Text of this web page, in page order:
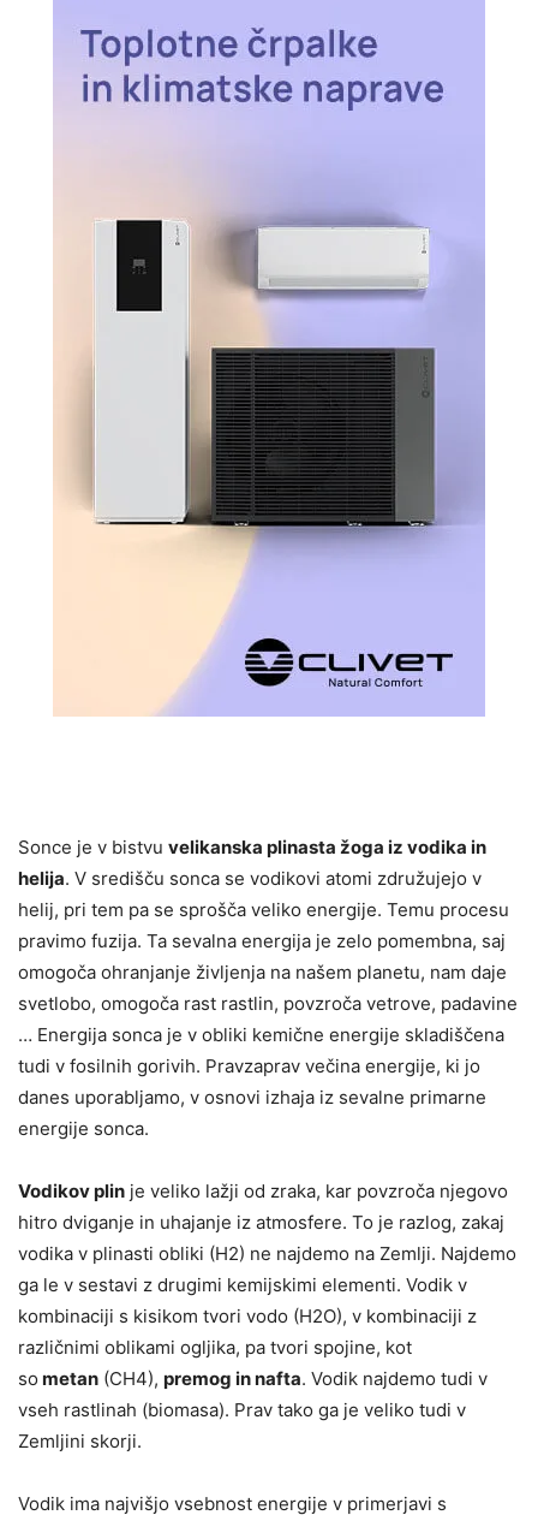
Sonce je v bistvu velikanska plinasta žoga iz vodika in
helija. V središču sonca se vodikovi atomi združujejo v
helij, pri tem pa se sprošča veliko energije. Temu procesu
pravimo fuzija. Ta sevalna energija je zelo pomembna, saj
omogoča ohranjanje življenja na našem planetu, nam daje
svetlobo, omogoča rast rastlin, povzroča vetrove, padavine
… Energija sonca je v obliki kemične energije skladiščena
tudi v fosilnih gorivih. Pravzaprav večina energije, ki jo
danes uporabljamo, v osnovi izhaja iz sevalne primarne
energije sonca.
Vodikov plin je veliko lažji od zraka, kar povzroča njegovo
hitro dviganje in uhajanje iz atmosfere. To je razlog, zakaj
vodika v plinasti obliki (H2) ne najdemo na Zemlji. Najdemo
ga le v sestavi z drugimi kemijskimi elementi. Vodik v
kombinaciji s kisikom tvori vodo (H2O), v kombinaciji z
različnimi oblikami ogljika, pa tvori spojine, kot
so metan (CH4), premog in nafta. Vodik najdemo tudi v
vseh rastlinah (biomasa). Prav tako ga je veliko tudi v
Zemljini skorji.
Vodik ima najvišjo vsebnost energije v primerjavi s